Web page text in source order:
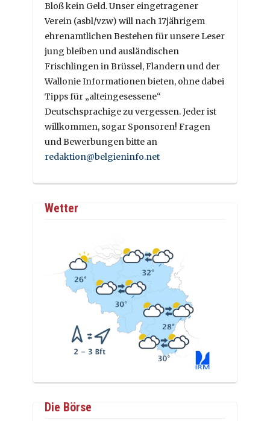
Bloß kein Geld. Unser eingetragener
Verein (asbl/vzw) will nach 17jährigem
ehrenamtlichen Bestehen für unsere Leser
jung bleiben und ausländischen
Frischlingen in Brüssel, Flandern und der
Wallonie Informationen bieten, ohne dabei
Tipps für „alteingesessene“
Deutschsprachige zu vergessen. Jeder ist
willkommen, sogar Sponsoren! Fragen
und Bewerbungen bitte an
redaktion@belgieninfo.net
Wetter
Die Börse